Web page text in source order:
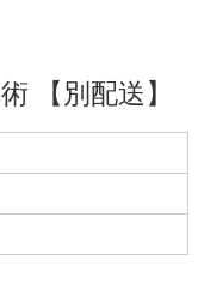
【別配送】